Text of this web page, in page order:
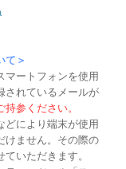
て＞
マートフォンを使用
されているメールが
参ください。
により端末が使用
けません。その際の
いただきます。